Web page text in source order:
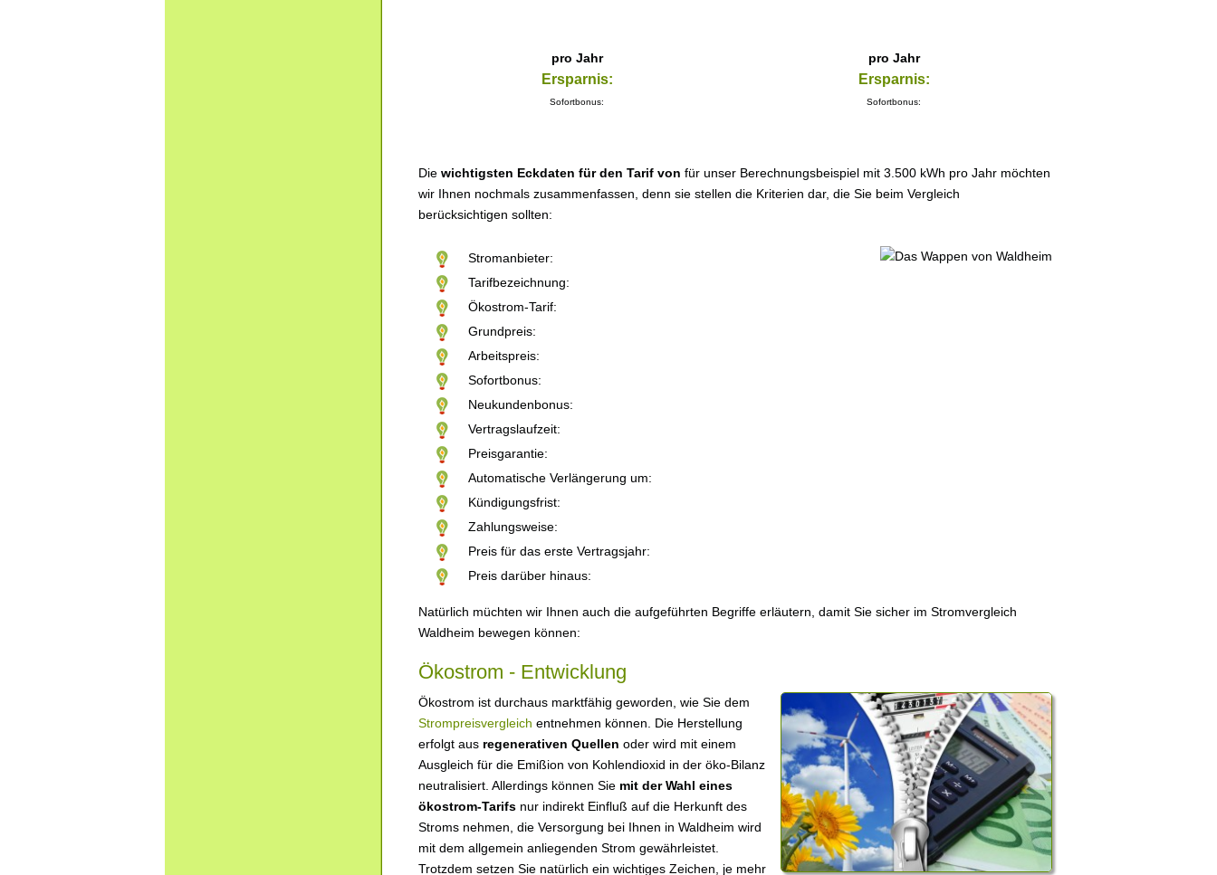
pro Jahr
Ersparnis:
Sofortbonus:
pro Jahr
Ersparnis:
Sofortbonus:
Die wichtigsten Eckdaten für den Tarif von für unser Berechnungsbeispiel mit 3.500 kWh pro Jahr möchten
wir Ihnen nochmals zusammenfassen, denn sie stellen die Kriterien dar, die Sie beim Vergleich
berücksichtigen sollten:
Stromanbieter:
Tarifbezeichnung:
Ökostrom-Tarif:
Grundpreis:
Arbeitspreis:
Sofortbonus:
Neukundenbonus:
Vertragslaufzeit:
Preisgarantie:
Automatische Verlängerung um:
Kündigungsfrist:
Zahlungsweise:
Preis für das erste Vertragsjahr:
Preis darüber hinaus:
Natürlich müchten wir Ihnen auch die aufgeführten Begriffe erläutern, damit Sie sicher im Stromvergleich
Waldheim bewegen können:
Ökostrom - Entwicklung
Ökostrom ist durchaus marktfähig geworden, wie Sie dem
Strompreisvergleich entnehmen können. Die Herstellung
erfolgt aus regenerativen Quellen oder wird mit einem
Ausgleich für die Emißion von Kohlendioxid in der öko-Bilanz
neutralisiert. Allerdings können Sie mit der Wahl eines
ökostrom-Tarifs nur indirekt Einfluß auf die Herkunft des
Stroms nehmen, die Versorgung bei Ihnen in Waldheim wird
mit dem allgemein anliegenden Strom gewährleistet.
Trotzdem setzen Sie natürlich ein wichtiges Zeichen, je mehr